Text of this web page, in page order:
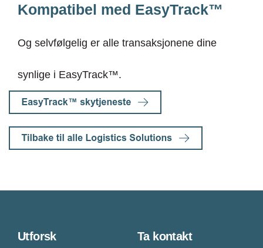
Kompatibel med EasyTrack™
Og selvfølgelig er alle transaksjonene dine
synlige i EasyTrack™.
Utforsk Ta kontakt